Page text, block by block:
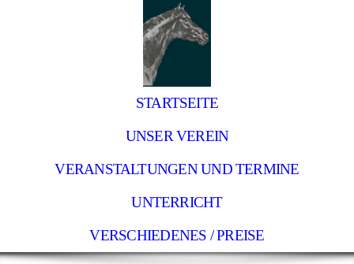
STARTSEITE
UNSER VEREIN
VERANSTALTUNGEN UND TERMINE
UNTERRICHT
VERSCHIEDENES / PREISE